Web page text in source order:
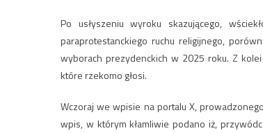
Po usłyszeniu wyroku skazującego,
paraprotestanckiego ruchu religijnego,
wyborach prezydenckich w 2025 roku. Z kolei
które rzekomo głosi.
Wczoraj we wpisie na portalu X,
wpis, w którym kłamliwie podano iż,